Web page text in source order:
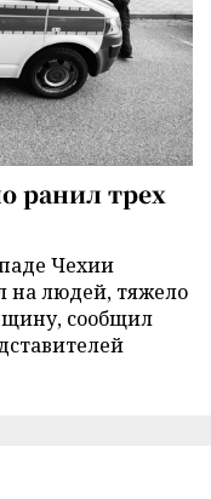
ранил трех
Чехии
на людей, тяжело
сообщил